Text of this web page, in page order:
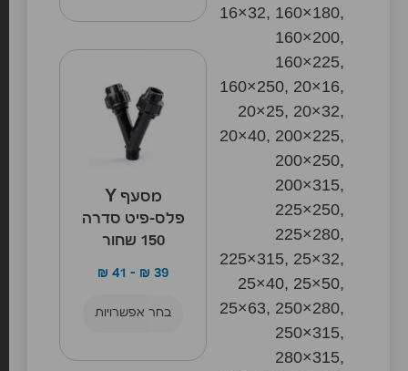
16×32, 160×180,
160×200,
160×225,
160×250, 20×16,
20×25, 20×32,
20×40, 200×225,
200×250,
200×315,
225×250,
225×280,
225×315, 25×32,
25×40, 25×50,
25×63, 250×280,
250×315,
280×315,
מסעף Y
פלס-פיט סדרה
150 שחור
₪ 39
–
₪ 41
בחר אפשרויות